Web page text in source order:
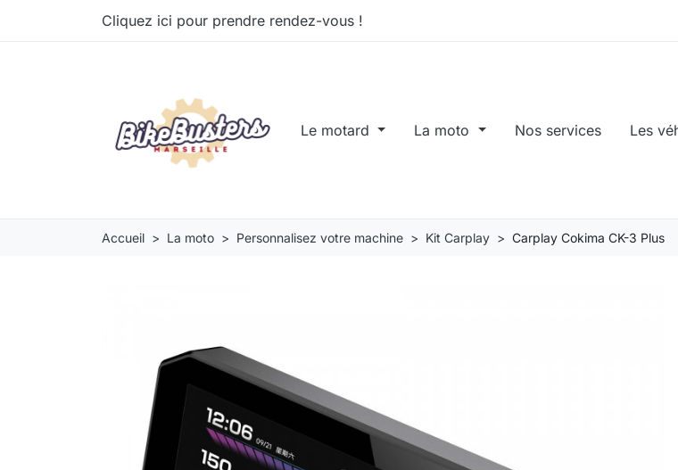
Cliquez ici pour prendre rendez-vous !
Le motard La moto Nos services Les
Accueil La moto Personnalisez votre machine Kit Carplay Carplay Cokima CK-3 Plus